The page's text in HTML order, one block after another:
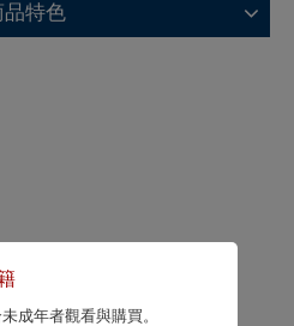
品特色
成年者觀看與購買。